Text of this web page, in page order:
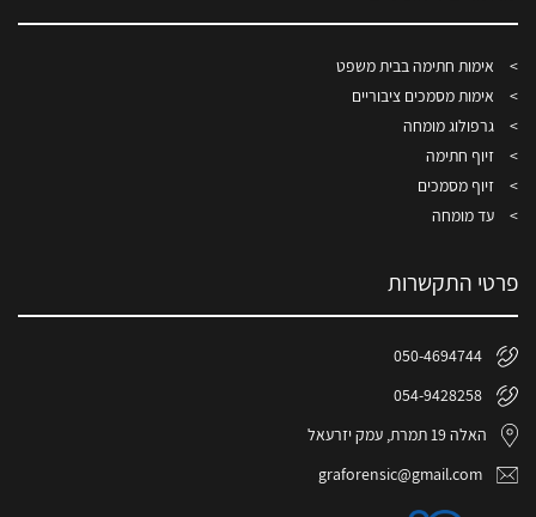
אימות חתימה בבית משפט
אימות מסמכים ציבוריים
גרפולוג מומחה
זיוף חתימה
זיוף מסמכים
עד מומחה
פרטי התקשרות
050-4694744
054-9428258
האלה 19 תמרת, עמק יזרעאל
graforensic@gmail.com